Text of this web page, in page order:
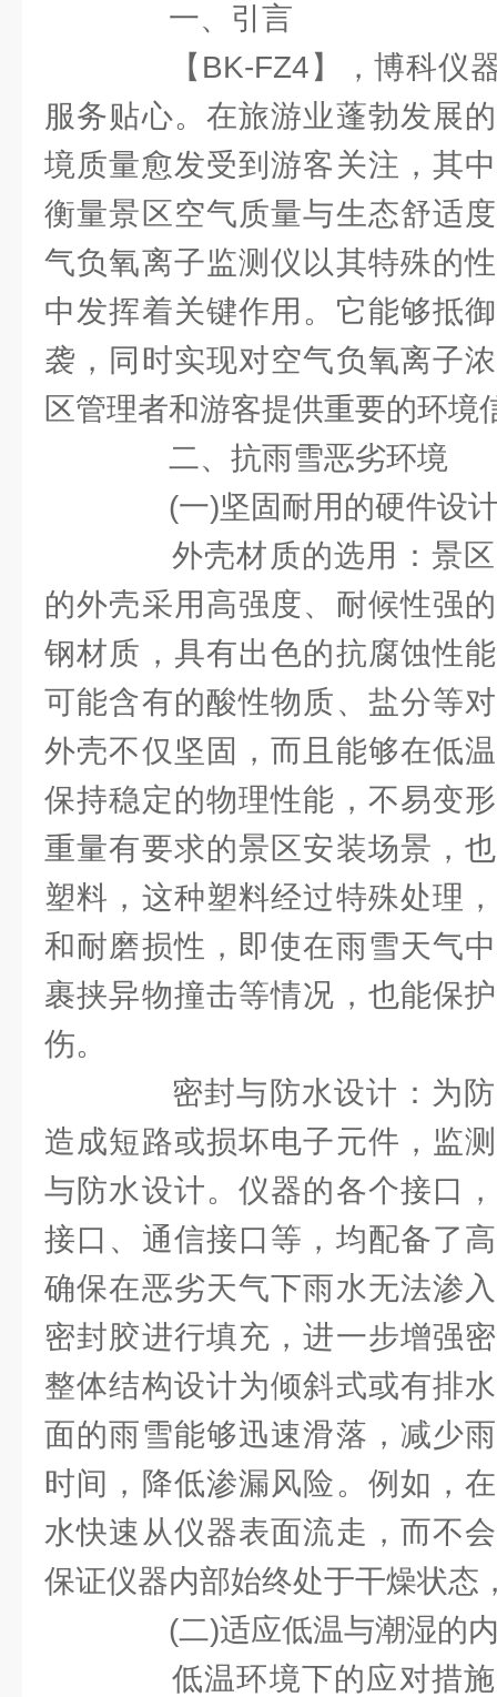
一、引言
【BK-FZ4】，博科仪器
服务贴心。在旅游业蓬勃发展
境质量愈发受到游客关注，其
衡量景区空气质量与生态舒适
气负氧离子监测仪以其特殊的
中发挥着关键作用。它能够抵
袭，同时实现对空气负氧离子
区管理者和游客提供重要的环境
二、抗雨雪恶劣环境
(一)坚固耐用的硬件设
外壳材质的选用：景区
的外壳采用高强度、耐候性强
钢材质，具有出色的抗腐蚀性
可能含有的酸性物质、盐分等
外壳不仅坚固，而且能够在低
保持稳定的物理性能，不易变
重量有要求的景区安装场景，
塑料，这种塑料经过特殊处理
和耐磨损性，即使在雨雪天气
裹挟异物撞击等情况，也能保
伤。
密封与防水设计：为防
造成短路或损坏电子元件，监
与防水设计。仪器的各个接口
接口、通信接口等，均配备了
确保在恶劣天气下雨水无法渗
密封胶进行填充，进一步增强
整体结构设计为倾斜式或有排
面的雨雪能够迅速滑落，减少
时间，降低渗漏风险。例如，
水快速从仪器表面流走，而不
保证仪器内部始终处于干燥状态
(二)适应低温与潮湿的
低温环境下的应对措施